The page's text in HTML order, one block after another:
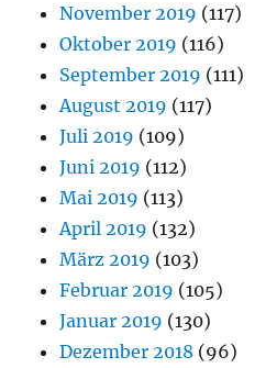
November 2019 (117)
Oktober 2019 (116)
September 2019 (111)
August 2019 (117)
Juli 2019 (109)
Juni 2019 (112)
Mai 2019 (113)
April 2019 (132)
März 2019 (103)
Februar 2019 (105)
Januar 2019 (130)
Dezember 2018 (96)